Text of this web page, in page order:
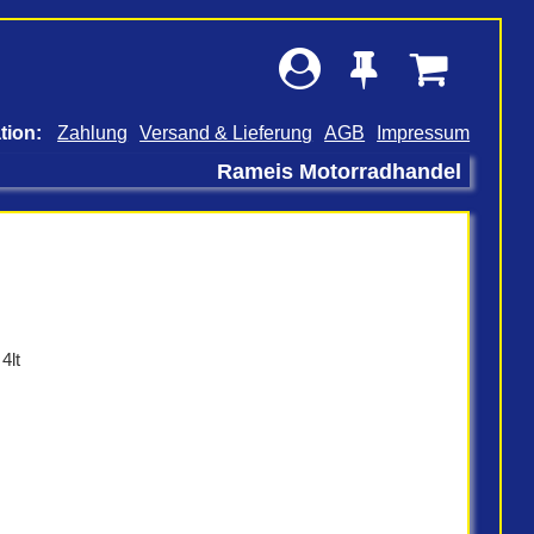
Zahlung Versand & Lieferung AGB Impressum
Rameis Motorradhandel